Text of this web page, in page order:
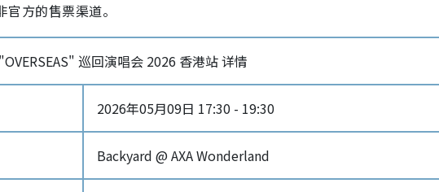
方的售票渠道。
巡回演唱会 2026 香港站 详情
2026年05月09日 17:30 - 19:30
Backyard @ AXA Wonderland